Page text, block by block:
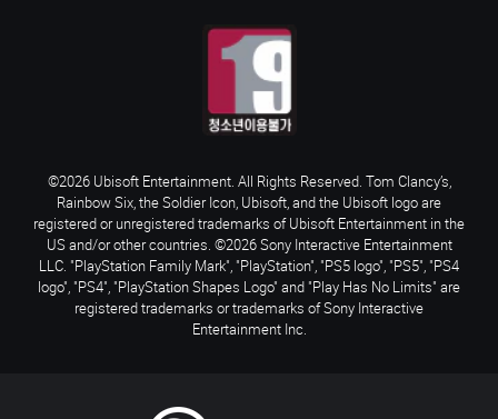
©2026 Ubisoft Entertainment. All Rights Reserved. Tom Clancy’s,
Rainbow Six, the Soldier Icon, Ubisoft, and the Ubisoft logo are
registered or unregistered trademarks of Ubisoft Entertainment in the
US and/or other countries. ©2026 Sony Interactive Entertainment
LLC. "PlayStation Family Mark", "PlayStation", "PS5 logo", "PS5", "PS4
logo", "PS4", "PlayStation Shapes Logo" and "Play Has No Limits" are
registered trademarks or trademarks of Sony Interactive
Entertainment Inc.